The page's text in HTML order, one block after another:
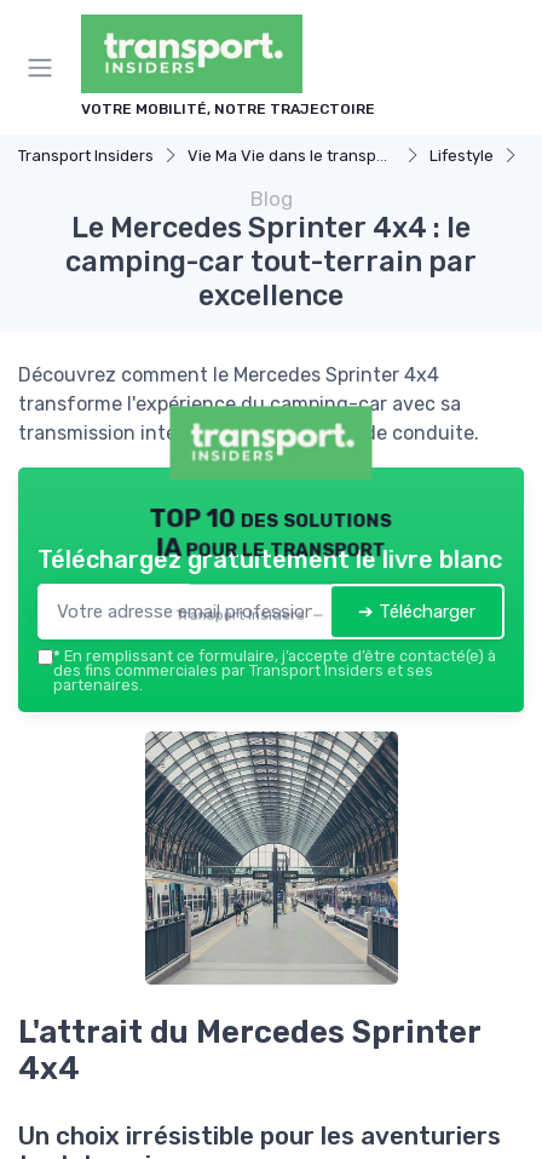
VOTRE MOBILITÉ, NOTRE TRAJECTOIRE
Transport Insiders Vie Ma Vie dans le transport Lifestyle
Blog
Le Mercedes Sprinter 4x4 : le
camping-car tout-terrain par
excellence
Découvrez comment le Mercedes Sprinter 4x4
transforme l'expérience du camping-car avec sa
transmission intégrale et son confort de conduite.
TOP 10 des solutions
IA pour le transport
Transport Insiders — 2026
Téléchargez gratuitement le livre blanc
➔ Télécharger
* En remplissant ce formulaire, j’accepte d’être contacté(e) à
des fins commerciales par Transport Insiders et ses
partenaires.
L'attrait du Mercedes Sprinter
4x4
Un choix irrésistible pour les aventuriers
Panneau de gestion des cookies